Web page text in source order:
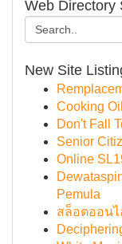
Web Directory
New Site
Cooking
Don't Fall
Senior
Online
Pemula
สล็อตออน